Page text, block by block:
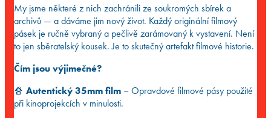
My jsme některé z nich zachránili ze soukromých sbírek a
archivů — a dáváme jim nový život. Každý originální filmový
pásek je ručně vybraný a pečlivě zarámovaný k vystavení. Není
to jen sběratelský kousek. Je to skutečný artefakt filmové historie.
Čím jsou výjimečné?
🍿 Autentický 35mm film – Opravdové filmové pásy použité
při kinoprojekcích v minulosti.